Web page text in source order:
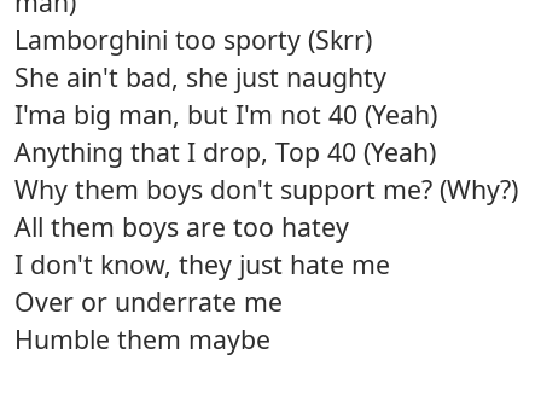
Lamborghini too sporty (Skrr)
She ain't bad, she just naughty
I'ma big man, but I'm not 40 (Yeah)
Anything that I drop, Top 40 (Yeah)
Why them boys don't support me? (Why?)
All them boys are too hatey
I don't know, they just hate me
Over or underrate me
Humble them maybe